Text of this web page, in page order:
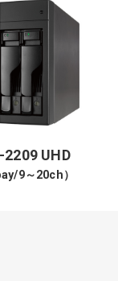
2209 UHD
9～20ch）